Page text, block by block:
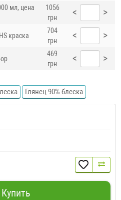
мл, цена
1056
грн
< >
краска
704
грн
< >
469
грн
< >
Глянец 90% блеска
Купить